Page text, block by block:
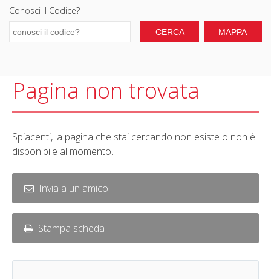
Conosci Il Codice?
Pagina non trovata
Spiacenti, la pagina che stai cercando non esiste o non è
disponibile al momento.
Invia a un amico
Stampa scheda